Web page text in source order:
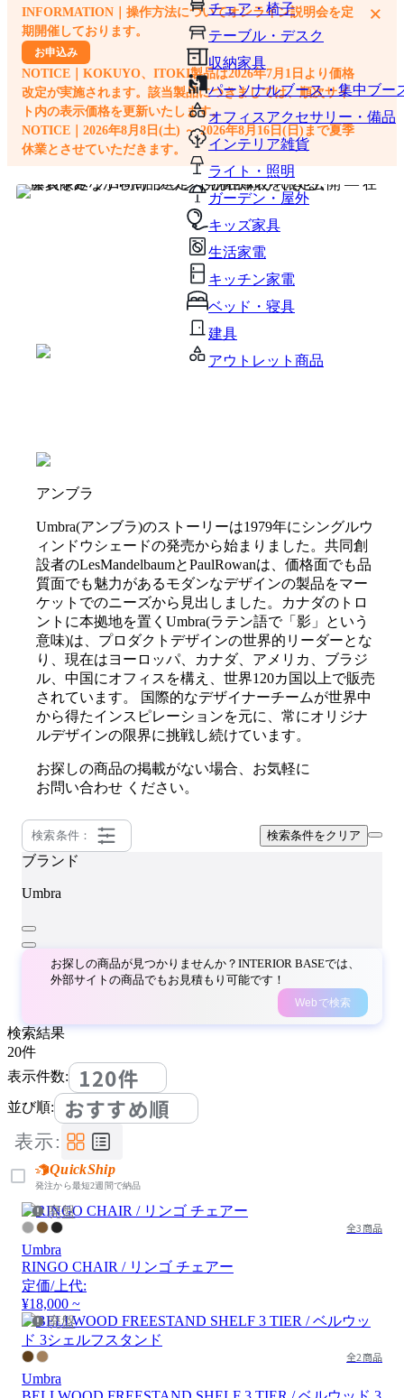
チェア・椅子
テーブル・デスク
収納家具
パーソナルブース・集中ブー
オフィスアクセサリー・備品
インテリア雑貨
ライト・照明
ガーデン・屋外
キッズ家具
生活家電
キッチン家電
ベッド・寝具
建具
アウトレット商品
他のサイトで見つけた商品ページのURLを貼り付けて、カートに追加できます
INFORMATION｜操作方法についてオンライン説明会を定
期開催しております。
お申込み
NOTICE｜KOKUYO、ITOKI製品は2026年7月1日より価格
改定が実施されます。該当製品につきましては、順次サイ
ト内の表示価格を更新いたします。
NOTICE｜2026年8月8日(土) ～ 2026年8月16日(日)まで夏季
休業とさせていただきます。
×
アンブラ
Umbra(アンブラ)のストーリーは1979年にシングルウ
ィンドウシェードの発売から始まりました。共同創
設者のLesMandelbaumとPaulRowanは、価格面でも品
質面でも魅力があるモダンなデザインの製品をマー
ケットでのニーズから見出しました。カナダのトロ
ントに本拠地を置くUmbra(ラテン語で「影」という
意味)は、プロダクトデザインの世界的リーダーとな
り、現在はヨーロッパ、カナダ、アメリカ、ブラジ
ル、中国にオフィスを構え、世界120カ国以上で販売
されています。 国際的なデザイナーチームが世界中
から得たインスピレーションを元に、常にオリジナ
ルデザインの限界に挑戦し続けています。
お探しの商品の掲載がない場合、お気軽に
お問い合わせ ください。
検索条件： 検索条件をクリア
ブランド
Umbra
お探しの商品が見つかりませんか？INTERIOR BASEでは、
外部サイトの商品でもお見積もり可能です！
Webで検索
検索結果
20件
表示件数:
120件
並び順: おすすめ順
表示:
QuickShip
発注から最短2週間で納品
廃盤
全3商品
Umbra
RINGO CHAIR / リンゴ チェアー
定価/上代:
¥18,000 ~
廃盤
全2商品
Umbra